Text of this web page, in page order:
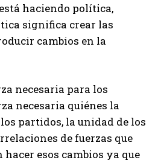
haciendo política,
significa crear las
cambios en la
necesaria para los
necesaria quiénes la
partidos, la unidad de los
de fuerzas que
esos cambios ya que